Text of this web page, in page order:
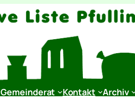
Gemeinderat Kontakt Archiv